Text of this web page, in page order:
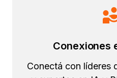
Conexiones
Conectá con líderes